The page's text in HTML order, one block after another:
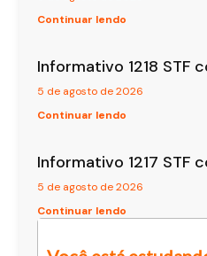
Continuar lendo
Informativo 1218 STF
5 de agosto de 2026
Continuar lendo
Informativo 1217 STF
5 de agosto de 2026
Continuar lendo